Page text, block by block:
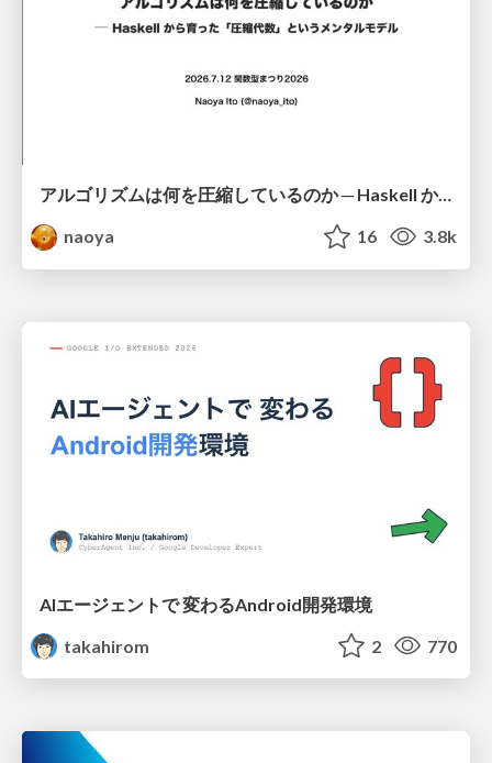
アルゴリズムは何を圧縮しているのか ─ Haskell から育った「圧縮代数」というメンタルモデル
naoya
16 3.8k
AIエージェントで 変わるAndroid開発環境
takahirom
2 770